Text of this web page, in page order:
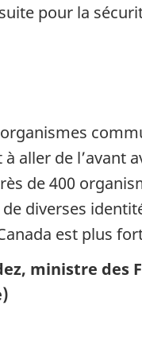
pour la
aller de l’avant
de 400
diverses
est plus
ministre